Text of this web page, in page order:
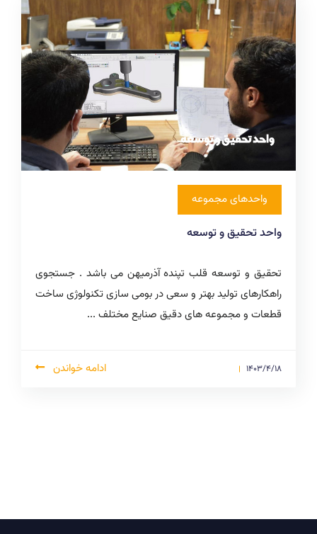
واحدهای مجموعه
واحد تحقیق و توسعه
تحقیق و توسعه قلب تپنده آذرمیهن می باشد . جستجوی
راهکارهای تولید بهتر و سعی در بومی سازی تکنولوژی ساخت
قطعات و مجموعه های دقیق صنایع مختلف ...
1403/4/18 ادامه خواندن